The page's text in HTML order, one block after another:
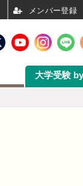
大学受験